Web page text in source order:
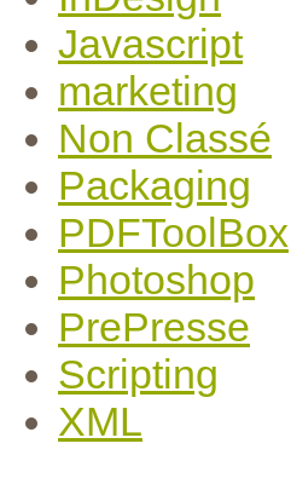
Javascript
marketing
Non Classé
Packaging
PDFToolBox
Photoshop
PrePresse
Scripting
XML